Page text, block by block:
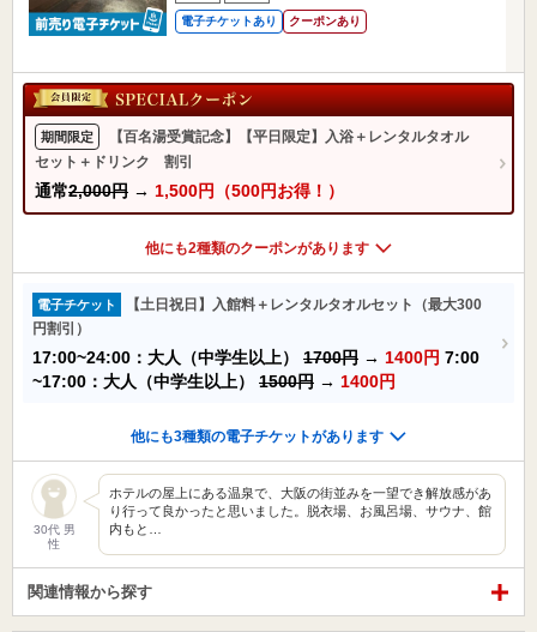
電子チケットあり クーポンあり
期間限定
【百名湯受賞記念】【平日限定】入浴＋レンタルタオル
セット＋ドリンク 割引
通常2,000円 → 1,500円（500円お得！）
他にも2種類のクーポンがあります
電子チケット
【土日祝日】入館料＋レンタルタオルセット（最大300
円割引）
17:00~24:00：大人（中学生以上） 1700円 → 1400円 7:00
~17:00：大人（中学生以上） 1500円 → 1400円
他にも3種類の電子チケットがあります
30代 男
性
ホテルの屋上にある温泉で、大阪の街並みを一望でき解放感があ
り行って良かったと思いました。脱衣場、お風呂場、サウナ、館
内もと…
関連情報から探す